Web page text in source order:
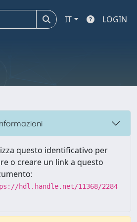
IT LOGIN
questo identificativo per
o creare un link a questo
hdl.handle.net/11368/2284